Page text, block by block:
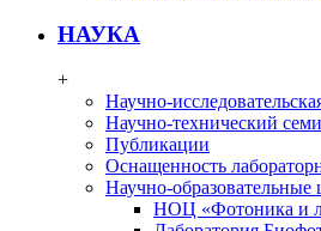
НАУКА
+
Научно-
Научно-технический
Публикации
Оснащенность
Научно-образовательные
НОЦ «Фотоника и